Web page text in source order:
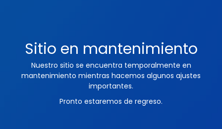
Sitio en mantenimiento
Nuestro sitio se encuentra temporalmente en
mantenimiento mientras hacemos algunos ajustes
importantes.
Pronto estaremos de regreso.